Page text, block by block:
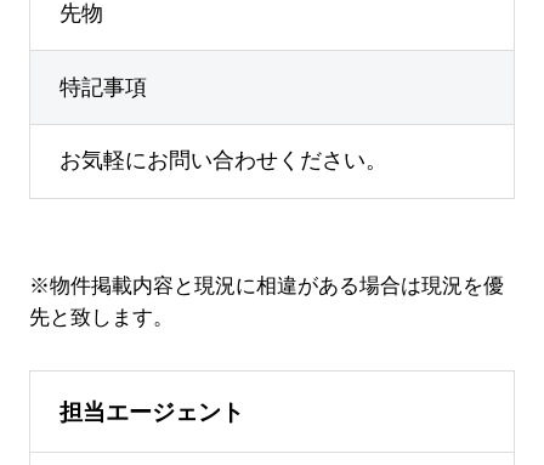
先物
特記事項
お気軽にお問い合わせください。
※物件掲載内容と現況に相違がある場合は現況を優
先と致します。
担当エージェント